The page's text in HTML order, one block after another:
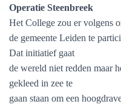
Operatie Steenbreek
Het College zou er volgens
de gemeente Leiden te
Dat initiatief gaat
de wereld niet redden maar
gekleed in zee te
gaan staan om een